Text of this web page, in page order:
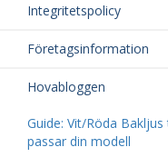
Integritetspolicy
Företagsinformation
Hovabloggen
Guide: Vit/Röda
passar din modell